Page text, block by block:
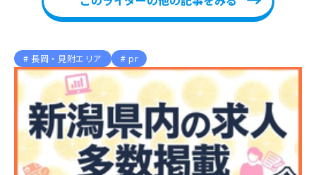
長岡・見附エリア pr